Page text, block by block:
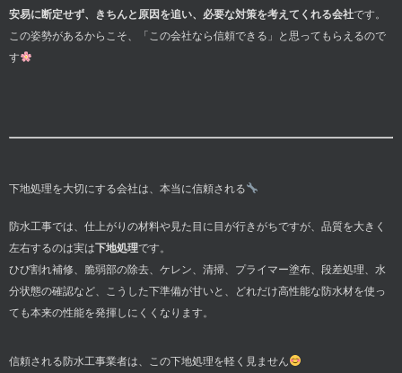
安易に断定せず、きちんと原因を追い、必要な対策を考えてくれる会社です。
この姿勢があるからこそ、「この会社なら信頼できる」と思ってもらえるので
す
下地処理を大切にする会社は、本当に信頼される
防水工事では、仕上がりの材料や見た目に目が行きがちですが、品質を大きく
左右するのは実は下地処理です。
ひび割れ補修、脆弱部の除去、ケレン、清掃、プライマー塗布、段差処理、水
分状態の確認など、こうした下準備が甘いと、どれだけ高性能な防水材を使っ
ても本来の性能を発揮しにくくなります。
信頼される防水工事業者は、この下地処理を軽く見ません